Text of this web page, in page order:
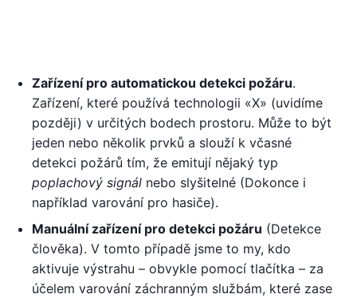
Zařízení pro automatickou detekci požáru.
Zařízení, které používá technologii «X» (uvidíme
později) v určitých bodech prostoru. Může to být
jeden nebo několik prvků a slouží k včasné
detekci požárů tím, že emitují nějaký typ
poplachový signál nebo slyšitelné (Dokonce i
například varování pro hasiče).
Manuální zařízení pro detekci požáru (Detekce
člověka). V tomto případě jsme to my, kdo
aktivuje výstrahu – obvykle pomocí tlačítka – za
účelem varování záchranným službám, které zase